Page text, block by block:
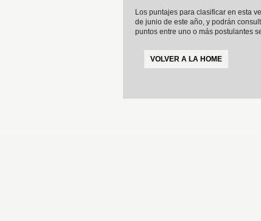
Los puntajes para clasificar en esta
de junio de este año, y podrán
puntos entre uno o más postulantes
VOLVER A LA HOME